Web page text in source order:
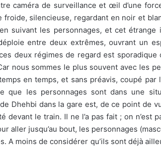
caméra de surveillance et œil d’une
froide, silencieuse, regardant en noir et
suivant les personnages, et cet
entre deux extrêmes, ouvrant un
deux régimes de regard est
nous sommes le plus souvent avec les
en temps, et sans préavis, coupé par
que les personnages sont dans une
Dhehbi dans la gare est, de ce point de
devant le train. Il ne l’a pas fait ; on n’est
aller jusqu’au bout, les personnages
A moins de considérer qu’ils sont déjà